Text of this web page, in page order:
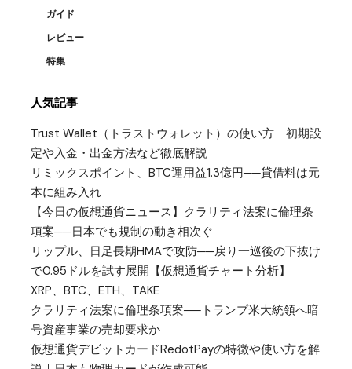
ガイド
レビュー
特集
人気記事
Trust Wallet（トラストウォレット）の使い方｜初期設
定や入金・出金方法など徹底解説
リミックスポイント、BTC運用益1.3億円──貸借料は元
本に組み入れ
【今日の仮想通貨ニュース】クラリティ法案に倫理条
項案──日本でも規制の動き相次ぐ
リップル、日足長期HMAで攻防──戻り一巡後の下抜け
で0.95ドルを試す展開【仮想通貨チャート分析】
XRP、BTC、ETH、TAKE
クラリティ法案に倫理条項案──トランプ米大統領へ暗
号資産事業の売却要求か
仮想通貨デビットカードRedotPayの特徴や使い方を解